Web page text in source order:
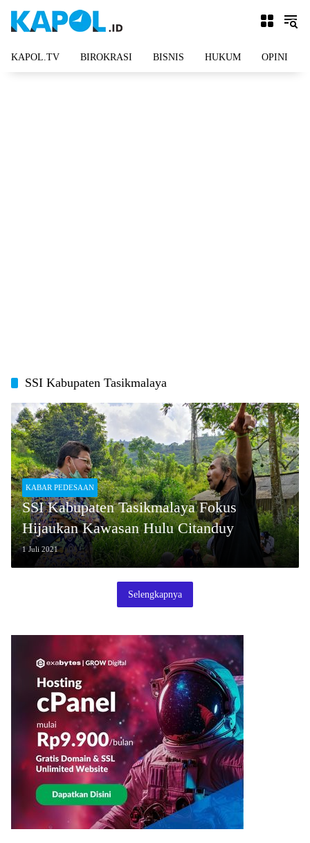
KAPOL.TV BIROKRASI BISNIS HUKUM OPINI
SSI Kabupaten Tasikmalaya
KABAR PEDESAAN
SSI Kabupaten Tasikmalaya Fokus
Hijaukan Kawasan Hulu Citanduy
1 Juli 2021
Selengkapnya